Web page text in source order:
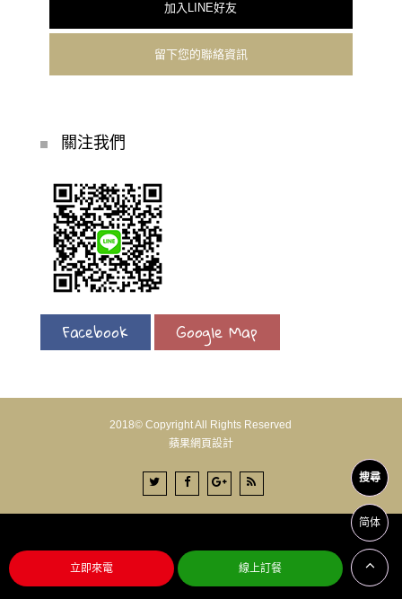
搜尋
简体
加入LINE好友
留下您的聯絡資訊
關注我們
Facebook Google Map
2018© Copyright All Rights Reserved
蘋果網頁設計
明石章魚燒低門檻創業，最低加盟金全國首創，明石章魚燒無一無二香酥口味熱烈上市
立即來電 線上訂餐